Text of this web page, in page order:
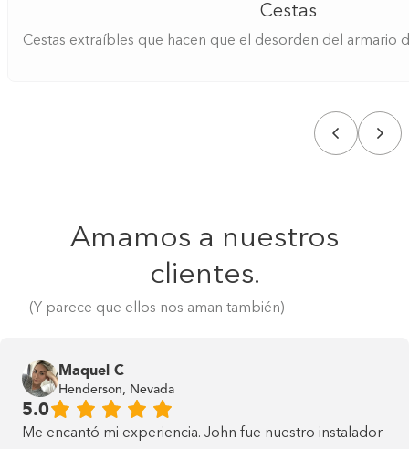
Cestas
Cestas extraíbles que hacen que el desorden del armario
Amamos a nuestros
clientes.
(Y parece que ellos nos aman también)
Maquel C
Henderson, Nevada
5.0
Me encantó mi experiencia. John fue nuestro instalador